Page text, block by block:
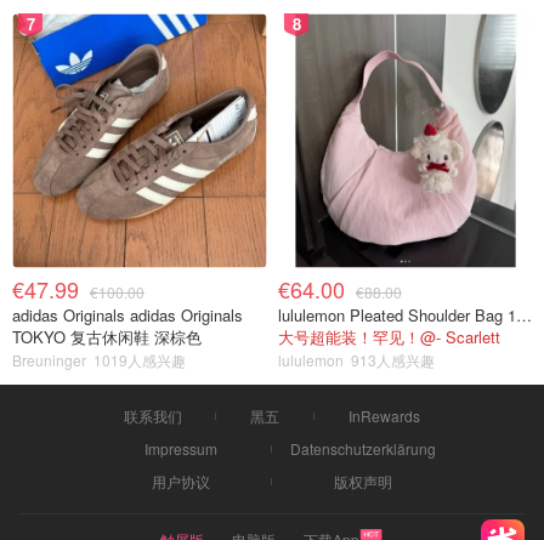
7
€47.99 €100.00
adidas Originals adidas Originals
TOKYO 复古休闲鞋 深棕色
Breuninger 1019人感兴趣
8
€64.00 €88.00
lululemon Pleated Shoulder Bag 10L 单肩包
大号超能装！罕见！@- Scarlett
lululemon 913人感兴趣
联系我们 黑五
InRewards
Impressum
Datenschutzerklärung
用户协议
版权声明